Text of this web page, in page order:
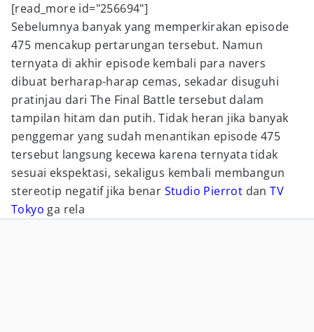
[read_more id="256694"]
Sebelumnya banyak yang memperkirakan episode
475 mencakup pertarungan tersebut. Namun
ternyata di akhir episode kembali para navers
dibuat berharap-harap cemas, sekadar disuguhi
pratinjau dari The Final Battle tersebut dalam
tampilan hitam dan putih. Tidak heran jika banyak
penggemar yang sudah menantikan episode 475
tersebut langsung kecewa karena ternyata tidak
sesuai ekspektasi, sekaligus kembali membangun
stereotip negatif jika benar Studio Pierrot danTV
Tokyo ga rela